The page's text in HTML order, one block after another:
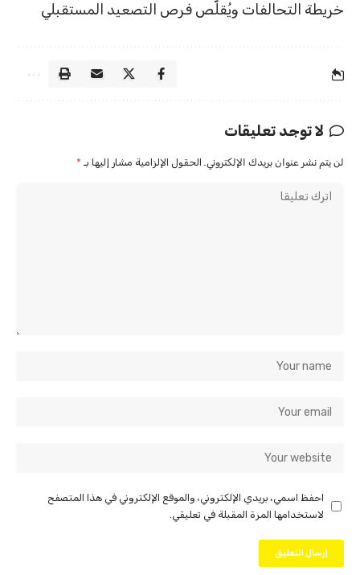
خريطة التحالفات ويُقلّص فرص التصعيد المستقبلي
لا توجد تعليقات
لن يتم نشر عنوان بريدك الإلكتروني. الحقول الإلزامية مشار إليها بـ *
احفظ اسمي، بريدي الإلكتروني، والموقع الإلكتروني في هذا المتصفح
لاستخدامها المرة المقبلة في تعليقي.